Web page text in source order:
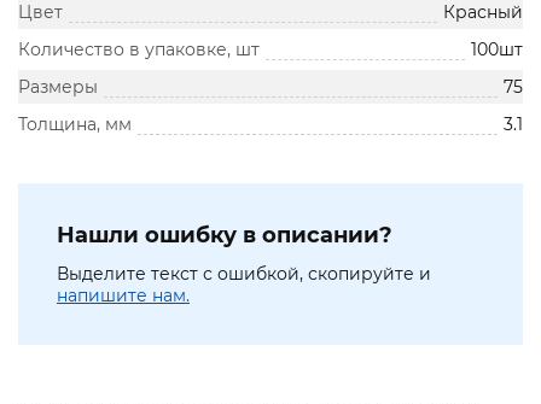
Цвет
Красный
Количество в упаковке, шт
100шт
Размеры
75
Толщина, мм
3.1
Нашли ошибку в описании?
Выделите текст с ошибкой, скопируйте и
напишите нам.